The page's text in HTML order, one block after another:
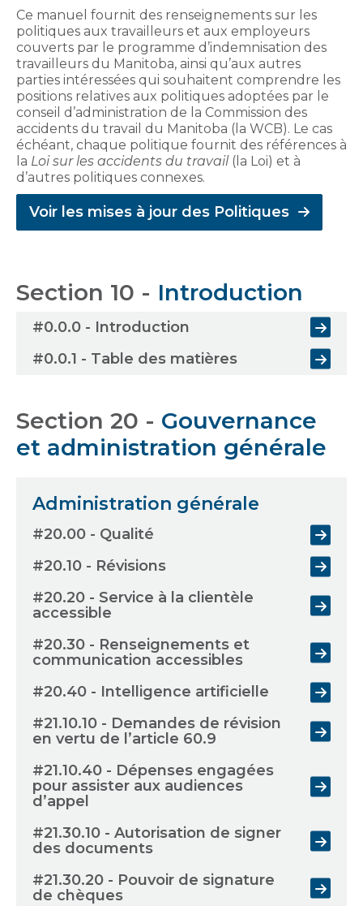
Ce manuel fournit des renseignements sur les
politiques aux travailleurs et aux employeurs
couverts par le programme d’indemnisation des
travailleurs du Manitoba, ainsi qu’aux autres
parties intéressées qui souhaitent comprendre les
positions relatives aux politiques adoptées par le
conseil d’administration de la Commission des
accidents du travail du Manitoba (la WCB). Le cas
échéant, chaque politique fournit des références à
la Loi sur les accidents du travail (la Loi) et à
d’autres politiques connexes.
Voir les mises à jour des Politiques
Section 10 - Introduction
#0.0.0 - Introduction
#0.0.1 - Table des matières
Section 20 - Gouvernance
et administration générale
Administration générale
#20.00 - Qualité
#20.10 - Révisions
#20.20 - Service à la clientèle
accessible
#20.30 - Renseignements et
communication accessibles
#20.40 - Intelligence artificielle
#21.10.10 - Demandes de révision
en vertu de l’article 60.9
#21.10.40 - Dépenses engagées
pour assister aux audiences
d’appel
#21.30.10 - Autorisation de signer
des documents
#21.30.20 - Pouvoir de signature
de chèques